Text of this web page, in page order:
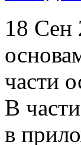
18 Сен
части
В
в